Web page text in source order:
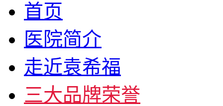
首页
医院简介
走近袁希福
三大品牌荣誉